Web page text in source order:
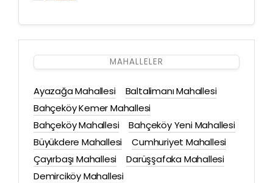
MAHALLELER
Ayazağa Mahallesi
Baltalimanı Mahallesi
Bahçeköy Kemer Mahallesi
Bahçeköy Mahallesi
Bahçeköy Yeni Mahallesi
Büyükdere Mahallesi
Cumhuriyet Mahallesi
Çayırbaşı Mahallesi
Darüşşafaka Mahallesi
Demirciköy Mahallesi